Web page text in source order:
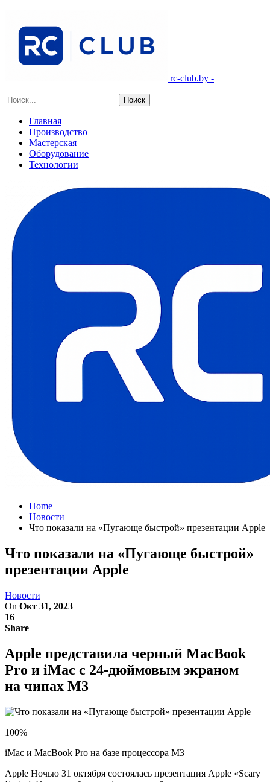
rc-club.by -
Главная
Производство
Мастерская
Оборудование
Технологии
Home
Новости
Что показали на «Пугающе быстрой» презентации Apple
Что показали на «Пугающе быстрой»
презентации Apple
Новости
On Окт 31, 2023
16
Share
Apple представила черный MacBook
Pro и iMac с 24-дюймовым экраном
на чипах M3
100%
iMac и MacBook Pro на базе процессора M3
Apple Ночью 31 октября состоялась презентация Apple «Scary